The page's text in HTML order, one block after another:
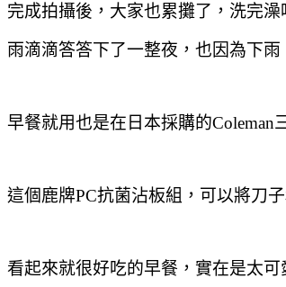
完成拍攝後 ，大家也累攤了 ，洗完
雨滴滴答答下了一整夜 ，也因為下雨
早餐就用也是在日本採購的Coleman
這個鹿牌PC抗菌沾板組 ，可以將刀
看起來就很好吃的早餐 ，實在是太可